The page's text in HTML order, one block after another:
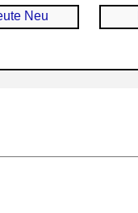
Neu